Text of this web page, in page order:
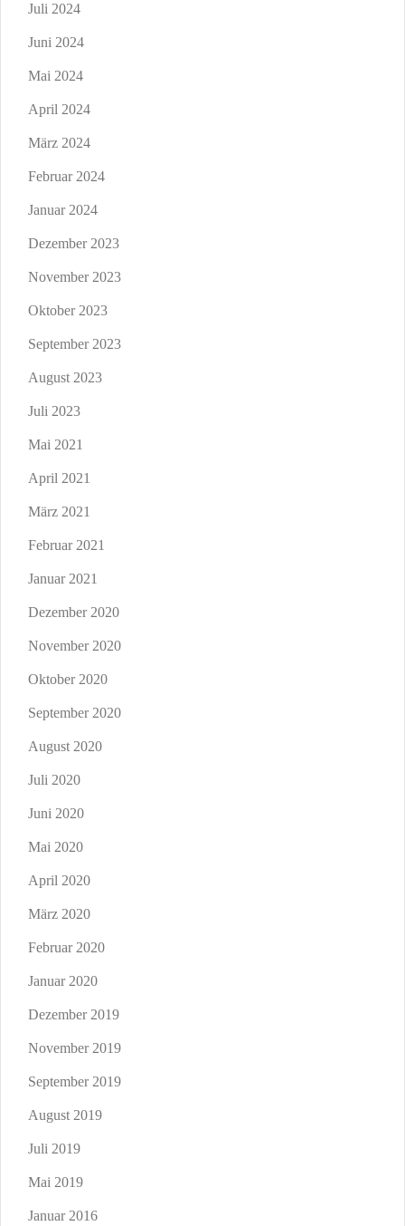
Juli 2024
Juni 2024
Mai 2024
April 2024
März 2024
Februar 2024
Januar 2024
Dezember 2023
November 2023
Oktober 2023
September 2023
August 2023
Juli 2023
Mai 2021
April 2021
März 2021
Februar 2021
Januar 2021
Dezember 2020
November 2020
Oktober 2020
September 2020
August 2020
Juli 2020
Juni 2020
Mai 2020
April 2020
März 2020
Februar 2020
Januar 2020
Dezember 2019
November 2019
September 2019
August 2019
Juli 2019
Mai 2019
Januar 2016